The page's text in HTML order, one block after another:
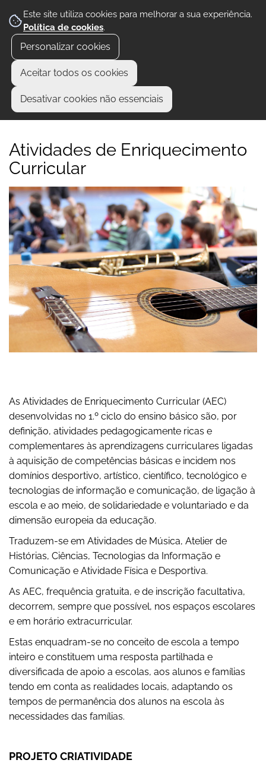
Este site utiliza cookies para melhorar a sua experiência.
Política de cookies.
Personalizar cookies
Aceitar todos os cookies
Desativar cookies não essenciais
Atividades de Enriquecimento
Curricular
As Atividades de Enriquecimento Curricular (AEC)
desenvolvidas no 1.º ciclo do ensino básico são, por
definição, atividades pedagogicamente ricas e
complementares às aprendizagens curriculares ligadas
à aquisição de competências básicas e incidem nos
domínios desportivo, artístico, científico, tecnológico e
tecnologias de informação e comunicação, de ligação à
escola e ao meio, de solidariedade e voluntariado e da
dimensão europeia da educação.
Traduzem-se em Atividades de Música, Atelier de
Histórias, Ciências, Tecnologias da Informação e
Comunicação e Atividade Física e Desportiva.
As AEC, frequência gratuita, e de inscrição facultativa,
decorrem, sempre que possível, nos espaços escolares
e em horário extracurricular.
Estas enquadram-se no conceito de escola a tempo
inteiro e constituem uma resposta partilhada e
diversificada de apoio a escolas, aos alunos e famílias
tendo em conta as realidades locais, adaptando os
tempos de permanência dos alunos na escola às
necessidades das famílias.
PROJETO CRIATIVIDADE